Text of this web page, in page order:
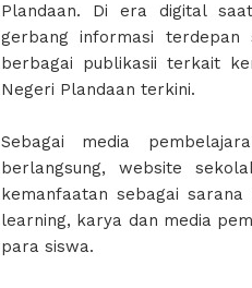
Plandaan. Di era digital
gerbang informasi terdepan
berbagai publikasii terkait
Negeri Plandaan terkini.
Sebagai media
berlangsung, website
kemanfaatan sebagai
learning, karya dan media
para siswa.